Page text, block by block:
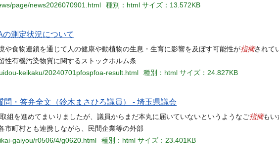
page/news2026070901.html
種別：html サイズ：13.572KB
測定状況について
や食物連鎖を通じて人の健康や動植物の生息・生育に影響を及ぼす可能性が指摘されて
性有機汚染物質に関するストックホルム条
keikaku/20240701pfospfoa-result.html
種別：html サイズ：24.827KB
・答弁全文（鈴木まさひろ議員） - 埼玉県議会
組を進めてまいりましたが、議員からまだ本丸に届いていないというようなご指摘もい
市町村とも連携しながら、民間企業等の外部
gaiyou/r0506/4/g0620.html
種別：html サイズ：23.401KB